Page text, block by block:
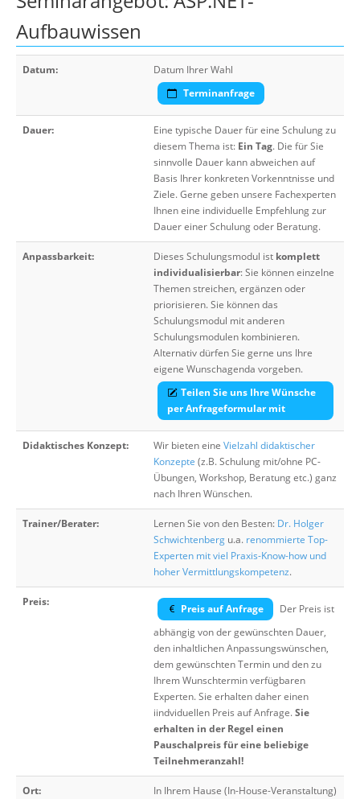
Aufbauwissen
Datum:
Datum Ihrer Wahl
Terminanfrage
Dauer:
Eine typische Dauer für eine Schulung zu
diesem Thema ist: Ein Tag. Die für Sie
sinnvolle Dauer kann abweichen auf
Basis Ihrer konkreten Vorkenntnisse und
Ziele. Gerne geben unsere Fachexperten
Ihnen eine individuelle Empfehlung zur
Dauer einer Schulung oder Beratung.
Anpassbarkeit: Dieses Schulungsmodul ist komplett
individualisierbar: Sie können einzelne
Themen streichen, ergänzen oder
priorisieren. Sie können das
Schulungsmodul mit anderen
Schulungsmodulen kombinieren.
Alternativ dürfen Sie gerne uns Ihre
eigene Wunschagenda vorgeben.
Teilen Sie uns Ihre Wünsche
per Anfrageformular mit
Didaktisches Konzept: Wir bieten eine Vielzahl didaktischer
Konzepte (z.B. Schulung mit/ohne PC-
Übungen, Workshop, Beratung etc.) ganz
nach Ihren Wünschen.
Trainer/Berater: Lernen Sie von den Besten: Dr. Holger
Schwichtenberg u.a. renommierte Top-
Experten mit viel Praxis-Know-how und
hoher Vermittlungskompetenz.
Preis:
Preis auf Anfrage
Der Preis ist
abhängig von der gewünschten Dauer,
den inhaltlichen Anpassungswünschen,
dem gewünschten Termin und den zu
Ihrem Wunschtermin verfügbaren
Experten. Sie erhalten daher einen
iindviduellen Preis auf Anfrage.Sie
erhalten in der Regel einen
Pauschalpreis für eine beliebige
Teilnehmeranzahl!
Ort: In Ihrem Hause (In-House-Veranstaltung)